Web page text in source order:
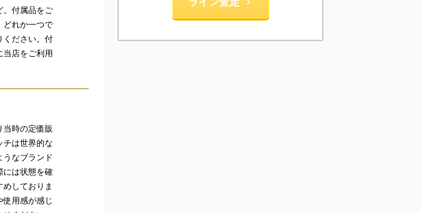
。付属品をご
どれか一つで
ください。付
当店をご利用
当時の定価販
チは世界的な
うなブランド
には状態を確
しておりま
用感が感じ